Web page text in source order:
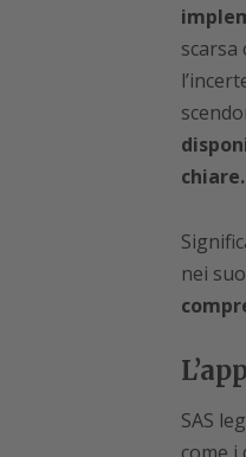
scarsa
chiare.
nei
SAS